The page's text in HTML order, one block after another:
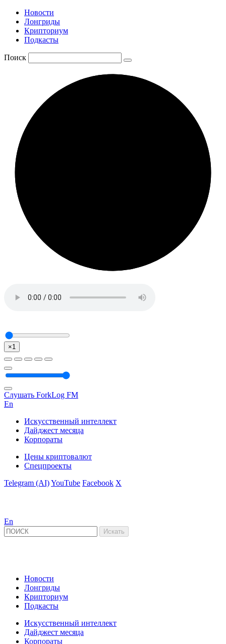
Новости
Лонгриды
Крипториум
Подкасты
Поиск
×1
Слушать ForkLog FM
En
Искусственный интеллект
Дайджест месяца
Корпораты
Цены криптовалют
Спецпроекты
Telegram (AI)YouTube Facebook X
En
Новости
Лонгриды
Крипториум
Подкасты
Искусственный интеллект
Дайджест месяца
Корпораты